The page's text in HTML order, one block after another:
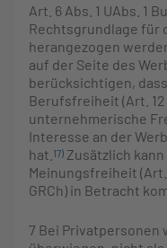
Art. 6 Abs. 1 UAbs. 1
Rechtsgrundlage für
herangezogen
auf der Seite des
berücksichtigen,
Berufsfreiheit (Art. 12
unternehmerische
Interesse an der
hat. 17) Zusätzlich
Meinungsfreiheit (Art.
GRCh) in Betracht
7 Bei Privatpersonen